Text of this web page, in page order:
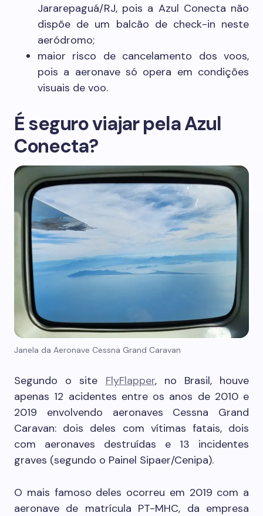
Jararepaguá/RJ, pois a Azul Conecta não
dispõe de um balcão de check-in neste
aeródromo;
maior risco de cancelamento dos voos,
pois a aeronave só opera em condições
visuais de voo.
É seguro viajar pela Azul
Conecta?
Janela da Aeronave Cessna Grand Caravan
Segundo o site FlyFlapper, no Brasil, houve
apenas 12 acidentes entre os anos de 2010 e
2019 envolvendo aeronaves Cessna Grand
Caravan: dois deles com vítimas fatais, dois
com aeronaves destruídas e 13 incidentes
graves (segundo o Painel Sipaer/Cenipa).
O mais famoso deles ocorreu em 2019 com a
aeronave de matrícula PT-MHC, da empresa